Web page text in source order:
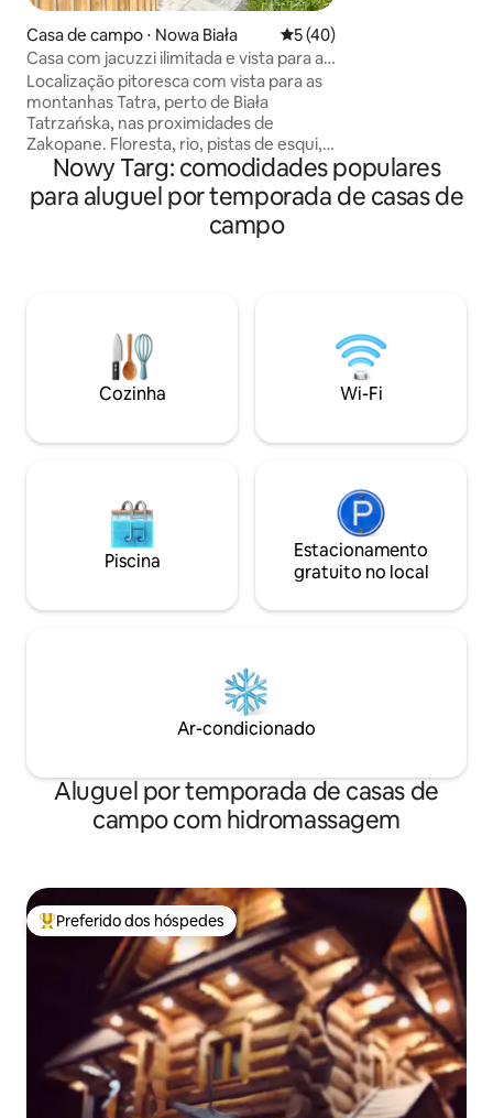
Casa de campo ⋅ Nowa Biała 5 de uma avaliação média
5 (40)
Casa com jacuzzi ilimitada e vista para a
montanha
Localização pitoresca com vista para as
montanhas Tatra, perto de Biała
Tatrzańska, nas proximidades de
Zakopane. Floresta, rio, pistas de esqui,
banhos termais, trilhas, ciclovias nas
proximidades. Na casa você encontrará:
- jacuzzi - local para fogueira - parquinho
- terraço panorâmico, churrasqueira,
fogão, micro-ondas, geladeira) - 2
quartos com camas continentais - 2
banheiros - estacionamento.
Nowy Targ: comodidades populares
para aluguel por temporada de casas de
campo
Cozinha Wi-Fi
Piscina
Estacionamento
gratuito no local
Ar-condicionado
Aluguel por temporada de casas de
campo com hidromassagem
Entre os melhores preferidos dos hóspedes
Preferido dos hóspedes